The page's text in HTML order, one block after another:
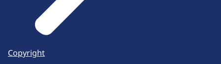
Copyright